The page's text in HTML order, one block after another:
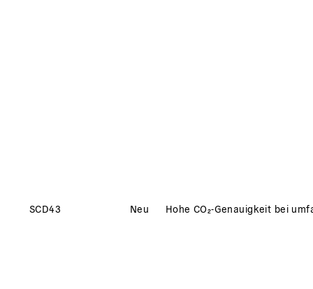
SCD43 Neu Hohe CO₂-Genauigkeit bei